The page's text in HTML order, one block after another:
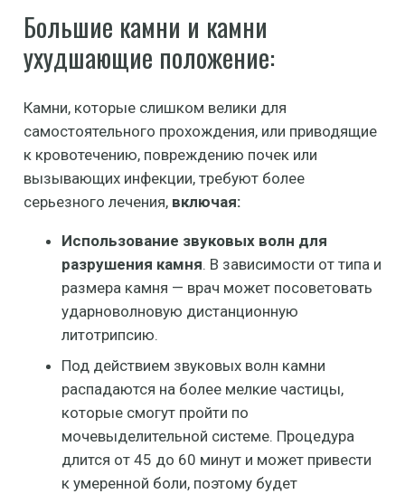
Большие камни и камни
ухудшающие положение:
Камни, которые слишком велики для
самостоятельного прохождения, или приводящие
к кровотечению, повреждению почек или
вызывающих инфекции, требуют более
серьезного лечения,включая:
Использование звуковых волн для
разрушения камня. В зависимости от типа и
размера камня — врач может посоветовать
ударноволновую дистанционную
литотрипсию.
Под действием звуковых волн камни
распадаются на более мелкие частицы,
которые смогут пройти по
мочевыделительной системе. Процедура
длится от 45 до 60 минут и может привести
к умеренной боли, поэтому будет